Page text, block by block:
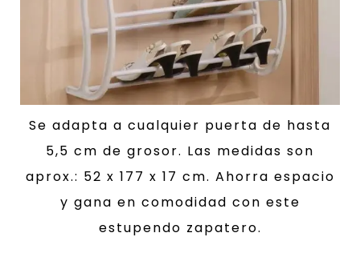
Se adapta a cualquier puerta de hasta
5,5 cm de grosor. Las medidas son
aprox.: 52 x 177 x 17 cm. Ahorra espacio
y gana en comodidad con este
estupendo zapatero.